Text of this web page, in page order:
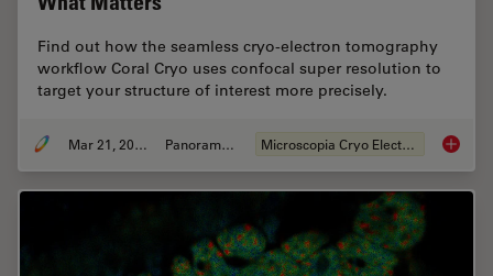
Find out how the seamless cryo-electron tomography
workflow Coral Cryo uses confocal super resolution to
target your structure of interest more precisely.
Mar 21, 2022 Panoramica Microscopia Cryo Electron Precise